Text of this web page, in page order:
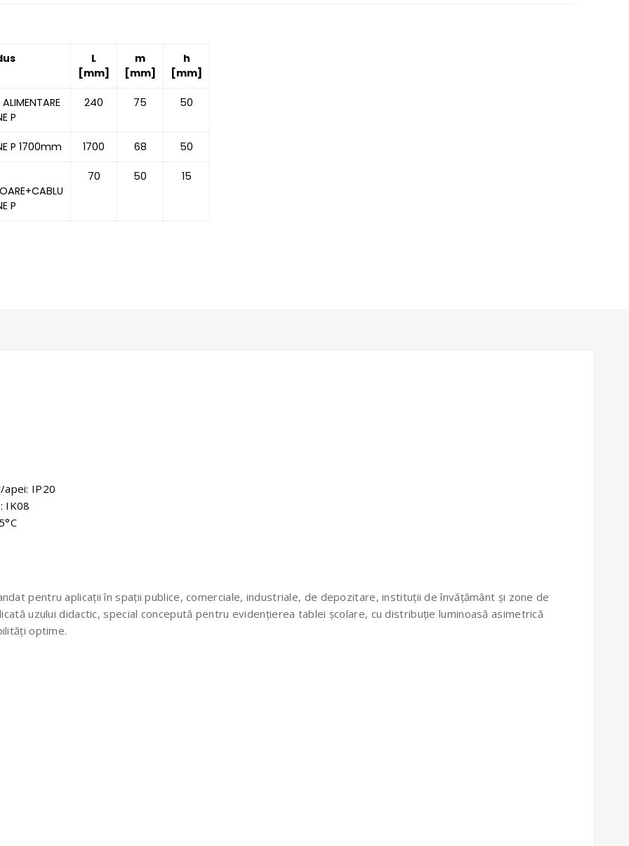
L
[mm]
m
[mm]
h
[mm]
P
240 75 50
P 1700mm 1700 68 50
P
70 50 15
IP20
IK08
pentru aplicații în spații publice, comerciale, industriale, de depozitare, instituții de învățământ și zone de
uzului didactic, special concepută pentru evidențierea tablei școlare, cu distribuție luminoasă asimetrică
optime.